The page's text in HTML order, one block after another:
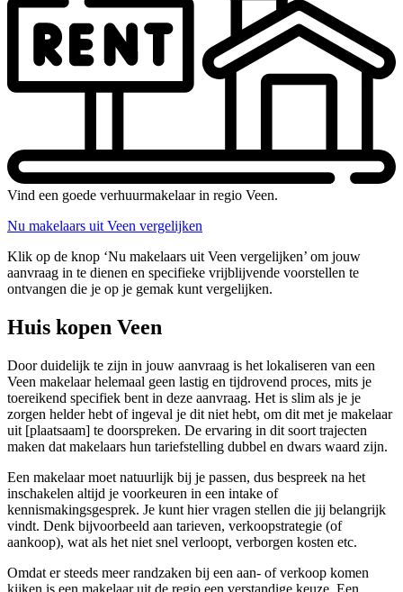
Vind een goede verhuurmakelaar in regio Veen.
Nu makelaars uit Veen vergelijken
Klik op de knop ‘Nu makelaars uit Veen vergelijken’ om jouw
aanvraag in te dienen en specifieke vrijblijvende voorstellen te
ontvangen die je op je gemak kunt vergelijken.
Huis kopen Veen
Door duidelijk te zijn in jouw aanvraag is het lokaliseren van een
Veen makelaar helemaal geen lastig en tijdrovend proces, mits je
toereikend specifiek bent in deze aanvraag. Het is slim als je je
zorgen helder hebt of ingeval je dit niet hebt, om dit met je makelaar
uit [plaatsaam] te doorspreken. De ervaring in dit soort trajecten
maken dat makelaars hun tariefstelling dubbel en dwars waard zijn.
Een makelaar moet natuurlijk bij je passen, dus bespreek na het
inschakelen altijd je voorkeuren in een intake of
kennismakingsgesprek. Je kunt hier vragen stellen die jij belangrijk
vindt. Denk bijvoorbeeld aan tarieven, verkoopstrategie (of
aankoop), wat als het niet snel verloopt, verborgen kosten etc.
Omdat er steeds meer randzaken bij een aan- of verkoop komen